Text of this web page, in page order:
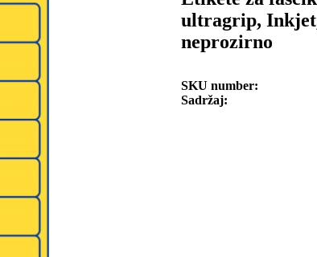
ultragrip,
neprozirno
SKU number
Sadržaj